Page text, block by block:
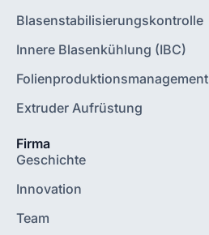
Blasenstabilisierungskontrolle
Innere Blasenkühlung (IBC)
Folienproduktionsmanagement
Extruder Aufrüstung
Firma
Geschichte
Innovation
Team